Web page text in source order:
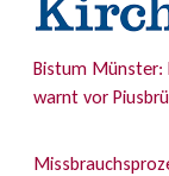
Bistum Münster:
warnt vor